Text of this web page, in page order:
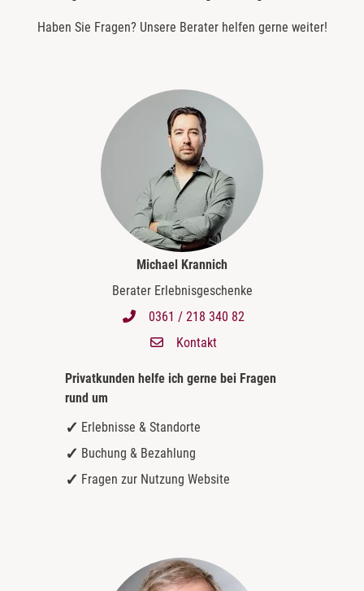
Haben Sie Fragen? Unsere Berater helfen gerne weiter!
Michael Krannich
Berater Erlebnisgeschenke
0361 / 218 340 82
Kontakt
Privatkunden helfe ich gerne bei Fragen
rund um
Erlebnisse & Standorte
Buchung & Bezahlung
Fragen zur Nutzung Website